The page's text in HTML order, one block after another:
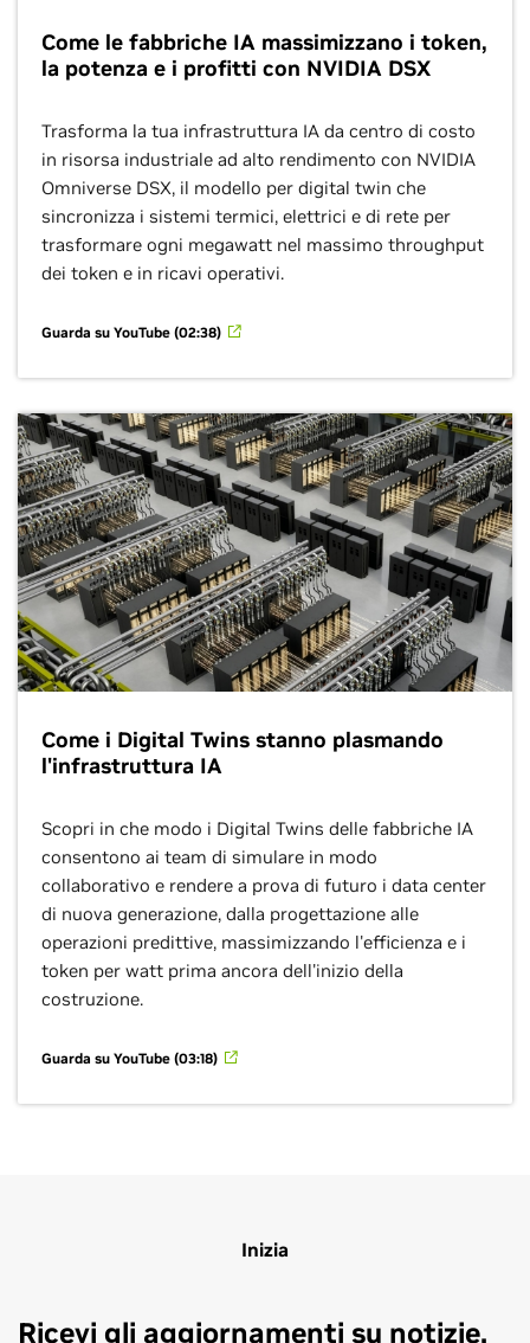
Come le fabbriche IA massimizzano i token,
la potenza e i profitti con NVIDIA DSX
Trasforma la tua infrastruttura IA da centro di costo
in risorsa industriale ad alto rendimento con NVIDIA
Omniverse DSX, il modello per digital twin che
sincronizza i sistemi termici, elettrici e di rete per
trasformare ogni megawatt nel massimo throughput
dei token e in ricavi operativi.
Guarda su YouTube (02:38)
Come i Digital Twins stanno plasmando
l'infrastruttura IA
Scopri in che modo i Digital Twins delle fabbriche IA
consentono ai team di simulare in modo
collaborativo e rendere a prova di futuro i data center
di nuova generazione, dalla progettazione alle
operazioni predittive, massimizzando l'efficienza e i
token per watt prima ancora dell'inizio della
costruzione.
Guarda su YouTube (03:18)
Inizia
Ricevi gli aggiornamenti su notizie,